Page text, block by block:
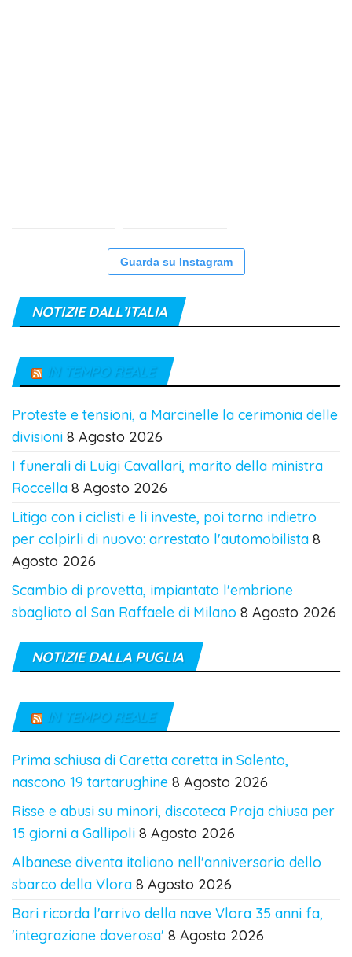
Guarda su Instagram
NOTIZIE DALL’ITALIA
IN TEMPO REALE
Proteste e tensioni, a Marcinelle la cerimonia delle
divisioni 8 Agosto 2026
I funerali di Luigi Cavallari, marito della ministra
Roccella 8 Agosto 2026
Litiga con i ciclisti e li investe, poi torna indietro
per colpirli di nuovo: arrestato l'automobilista 8
Agosto 2026
Scambio di provetta, impiantato l'embrione
sbagliato al San Raffaele di Milano 8 Agosto 2026
NOTIZIE DALLA PUGLIA
IN TEMPO REALE
Prima schiusa di Caretta caretta in Salento,
nascono 19 tartarughine 8 Agosto 2026
Risse e abusi su minori, discoteca Praja chiusa per
15 giorni a Gallipoli 8 Agosto 2026
Albanese diventa italiano nell'anniversario dello
sbarco della Vlora 8 Agosto 2026
Bari ricorda l'arrivo della nave Vlora 35 anni fa,
'integrazione doverosa' 8 Agosto 2026